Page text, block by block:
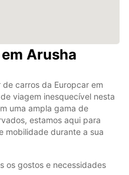
Arusha
carros da Europcar em
viagem inesquecível nesta
uma ampla gama de
estamos aqui para
mobilidade durante a sua
os gostos e necessidades